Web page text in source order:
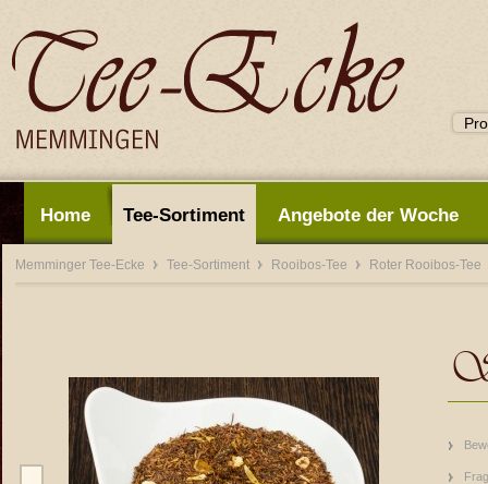
Home Tee-Sortiment Angebote der Woche
Memminger Tee-Ecke Tee-Sortiment Rooibos-Tee Roter Rooibos-Tee